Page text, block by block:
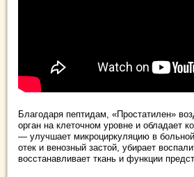
Благодаря пептидам, «Простатилен»
орган на клеточном уровне и обладает
— улучшает микроциркуляцию в
отек и венозный застой, убирает
восстанавливает ткань и функции